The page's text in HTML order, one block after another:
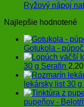
Ryžový nápoj
Najlepšie hodnotené
Gotukola -
30 g Serafin 2,20
lekársky list 30
pupeňov -